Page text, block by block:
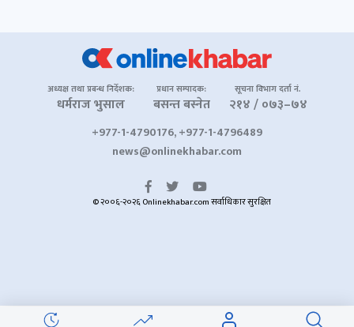
अध्यक्ष तथा प्रबन्ध निर्देशक:
धर्मराज भुसाल
प्रधान सम्पादक:
बसन्त बस्नेत
सूचना विभाग दर्ता नं.
२१४ / ०७३–७४
+977-1-4790176, +977-1-4796489
news@onlinekhabar.com
© २००६-२०२६ Onlinekhabar.com सर्वाधिकार सुरक्षित